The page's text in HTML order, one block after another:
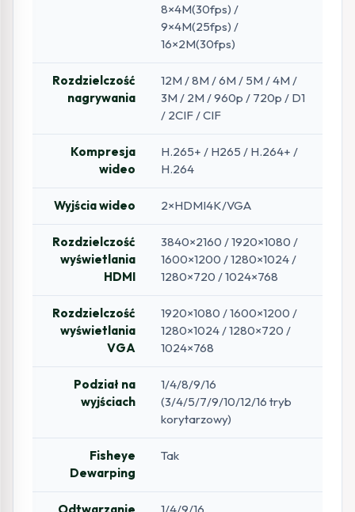
8×4M(30fps) /
9×4M(25fps) /
16×2M(30fps)
Rozdzielczość
nagrywania
12M / 8M / 6M / 5M / 4M /
3M / 2M / 960p / 720p / D1
/ 2CIF / CIF
Kompresja
wideo
H.265+ / H265 / H.264+ /
H.264
Wyjścia wideo 2×HDMI4K/VGA
Rozdzielczość
wyświetlania
HDMI
3840×2160 / 1920×1080 /
1600×1200 / 1280×1024 /
1280×720 / 1024×768
Rozdzielczość
wyświetlania
VGA
1920×1080 / 1600×1200 /
1280×1024 / 1280×720 /
1024×768
Podział na
wyjściach
1/4/8/9/16
(3/4/5/7/9/10/12/16 tryb
korytarzowy)
Fisheye
Dewarping
Tak